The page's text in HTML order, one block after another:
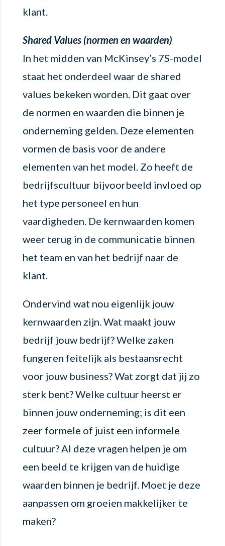
klant.
Shared Values (normen en waarden)
In het midden van McKinsey’s 7S-model
staat het onderdeel waar de shared
values bekeken worden. Dit gaat over
de normen en waarden die binnen je
onderneming gelden. Deze elementen
vormen de basis voor de andere
elementen van het model. Zo heeft de
bedrijfscultuur bijvoorbeeld invloed op
het type personeel en hun
vaardigheden. De kernwaarden komen
weer terug in de communicatie binnen
het team en van het bedrijf naar de
klant.
Ondervind wat nou eigenlijk jouw
kernwaarden zijn. Wat maakt jouw
bedrijf jouw bedrijf? Welke zaken
fungeren feitelijk als bestaansrecht
voor jouw business? Wat zorgt dat jij zo
sterk bent? Welke cultuur heerst er
binnen jouw onderneming; is dit een
zeer formele of juist een informele
cultuur? Al deze vragen helpen je om
een beeld te krijgen van de huidige
waarden binnen je bedrijf. Moet je deze
aanpassen om groeien makkelijker te
maken?